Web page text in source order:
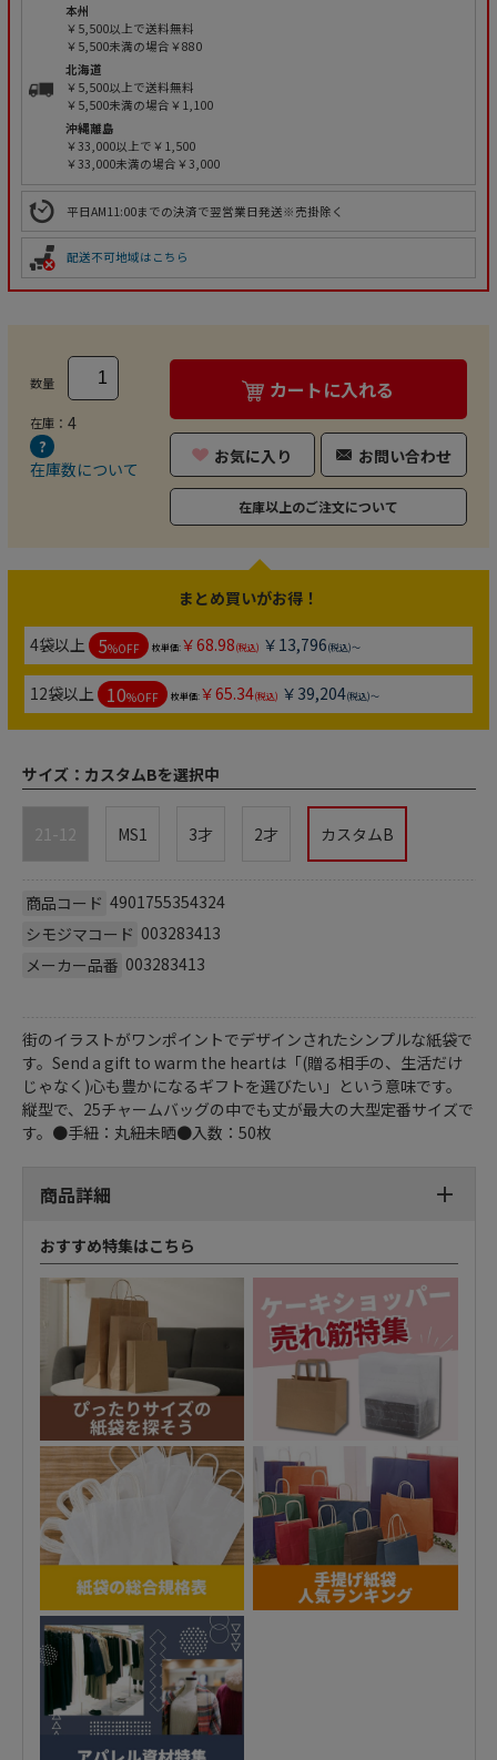
本州
￥5,500以上で送料無料
￥5,500未満の場合￥880
北海道
￥5,500以上で送料無料
￥5,500未満の場合￥1,100
沖縄離島
￥33,000以上で￥1,500
￥33,000未満の場合￥3,000
平日AM11:00までの決済で翌営業日発送※売掛除く
配送不可地域はこちら
数量
在庫： 4
在庫数について
カートに入れる
お気に入り お問い合わせ
在庫以上のご注文について
まとめ買いがお得！
4袋以上 5%OFF 枚単価:￥68.98(税込) ￥13,796(税込)～
12袋以上 10%OFF 枚単価:￥65.34(税込) ￥39,204(税込)～
サイズ： カスタムBを選択中
21-12 MS1 3才 2才 カスタムB
商品コード 4901755354324
シモジマコード 003283413
メーカー品番 003283413
街のイラストがワンポイントでデザインされたシンプルな紙袋で
す。Send a gift to warm the heartは「(贈る相手の、生活だけ
じゃなく)心も豊かになるギフトを選びたい」という意味です。
縦型で、25チャームバッグの中でも丈が最大の大型定番サイズで
す。●手紐：丸紐未晒●入数：50枚
商品詳細
おすすめ特集はこちら